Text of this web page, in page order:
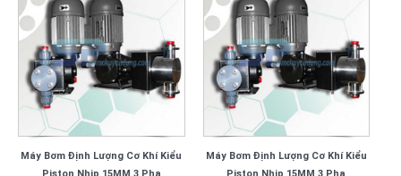
Máy Bơm Định Lượng Cơ Khí Kiểu
Piston Nhịp 15MM 3 Pha
Máy Bơm Định Lượng Cơ Khí Kiểu
Piston Nhịp 15MM 3 Pha